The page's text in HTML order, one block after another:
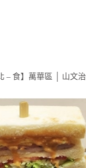
– 食】萬華區 │ 山文治